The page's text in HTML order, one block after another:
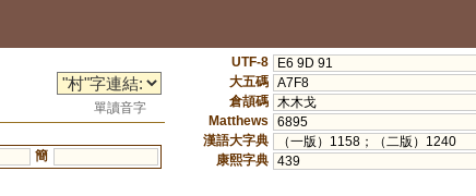
單讀音字
簡
UTF-8
E6 9D 91
大五碼 A7F8
倉頡碼
木木戈
Matthews
6895
漢語大字典
（一版）1158；（二版）1240
康熙字典 439